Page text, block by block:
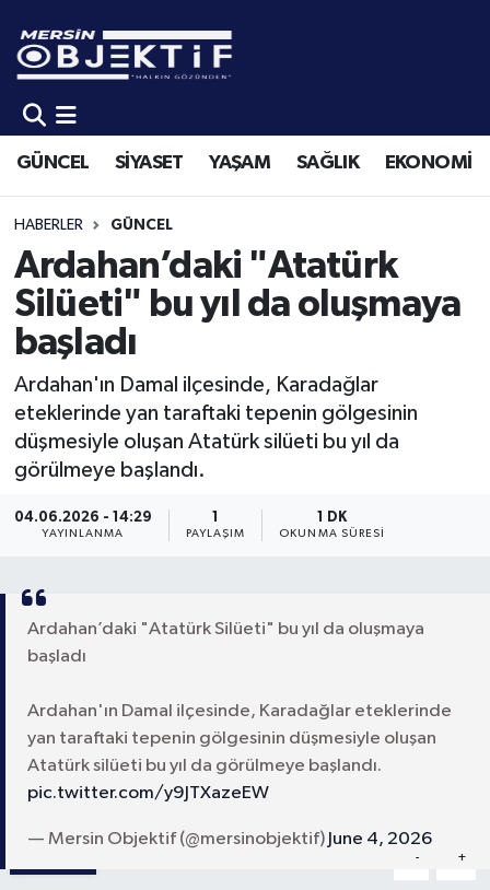
GÜNCEL SİYASET YAŞAM SAĞLIK EKONOMİ
HABERLER GÜNCEL
Ardahan’daki "Atatürk
Silüeti" bu yıl da oluşmaya
başladı
Ardahan'ın Damal ilçesinde, Karadağlar
eteklerinde yan taraftaki tepenin gölgesinin
düşmesiyle oluşan Atatürk silüeti bu yıl da
görülmeye başlandı.
04.06.2026 - 14:29
YAYINLANMA
1
PAYLAŞIM
1 DK
OKUNMA SÜRESI
Ardahan’daki "Atatürk Silüeti" bu yıl da oluşmaya
başladı
Ardahan'ın Damal ilçesinde, Karadağlar eteklerinde
yan taraftaki tepenin gölgesinin düşmesiyle oluşan
Atatürk silüeti bu yıl da görülmeye başlandı.
pic.twitter.com/y9JTXazeEW
— Mersin Objektif (@mersinobjektif) June 4, 2026
- +
GÜNCEL
SİYASET
YAŞAM
SAĞLIK
EKONOMİ
SPOR
KÜLTÜR-SANAT
EĞİTİM
Mersin Hava Durumu
Mersin Trafik Yoğunluk Haritası
Süper Lig Puan Durumu ve Fikstür
Tüm Manşetler
Son Dakika Haberleri
Haber Arşivi